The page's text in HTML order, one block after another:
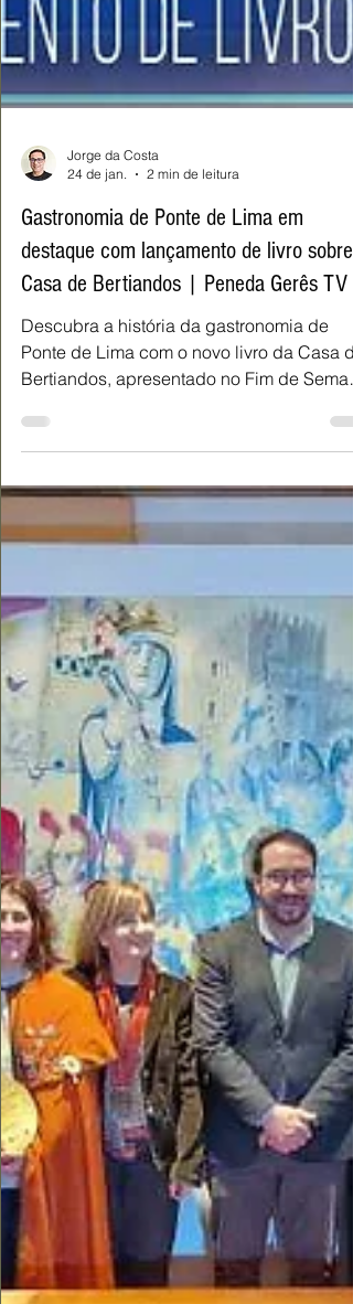
24 de jan.
2 min de leitura
Gastronomia de Ponte de Lima em
destaque com lançamento de livro sobre
Casa de Bertiandos | Peneda Gerês TV
Ponte de Lima com o novo livro da Casa de
Bertiandos, apresentado no Fim de
Gastronómico do Arroz de Sarrabulho.